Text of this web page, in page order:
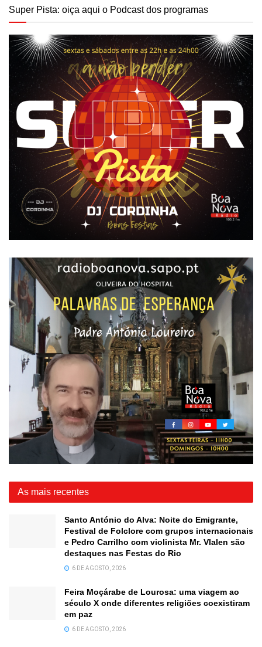
Super Pista: oiça aqui o Podcast dos programas
As mais recentes
Santo António do Alva: Noite do Emigrante,
Festival de Folclore com grupos internacionais
e Pedro Carrilho com violinista Mr. Vlalen são
destaques nas Festas do Rio
6 DE AGOSTO, 2026
Feira Moçárabe de Lourosa: uma viagem ao
século X onde diferentes religiões coexistiram
em paz
6 DE AGOSTO, 2026